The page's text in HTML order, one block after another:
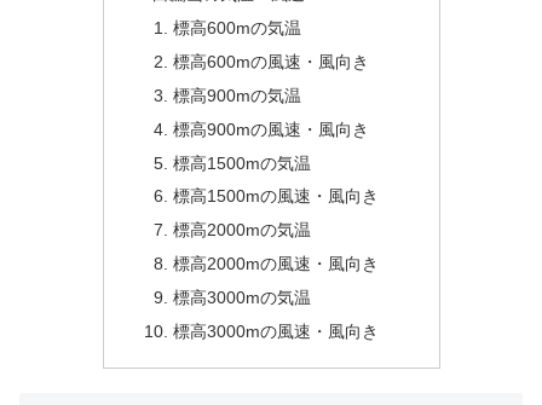
標高600mの気温
標高600mの風速・風向き
標高900mの気温
標高900mの風速・風向き
標高1500mの気温
標高1500mの風速・風向き
標高2000mの気温
標高2000mの風速・風向き
標高3000mの気温
標高3000mの風速・風向き